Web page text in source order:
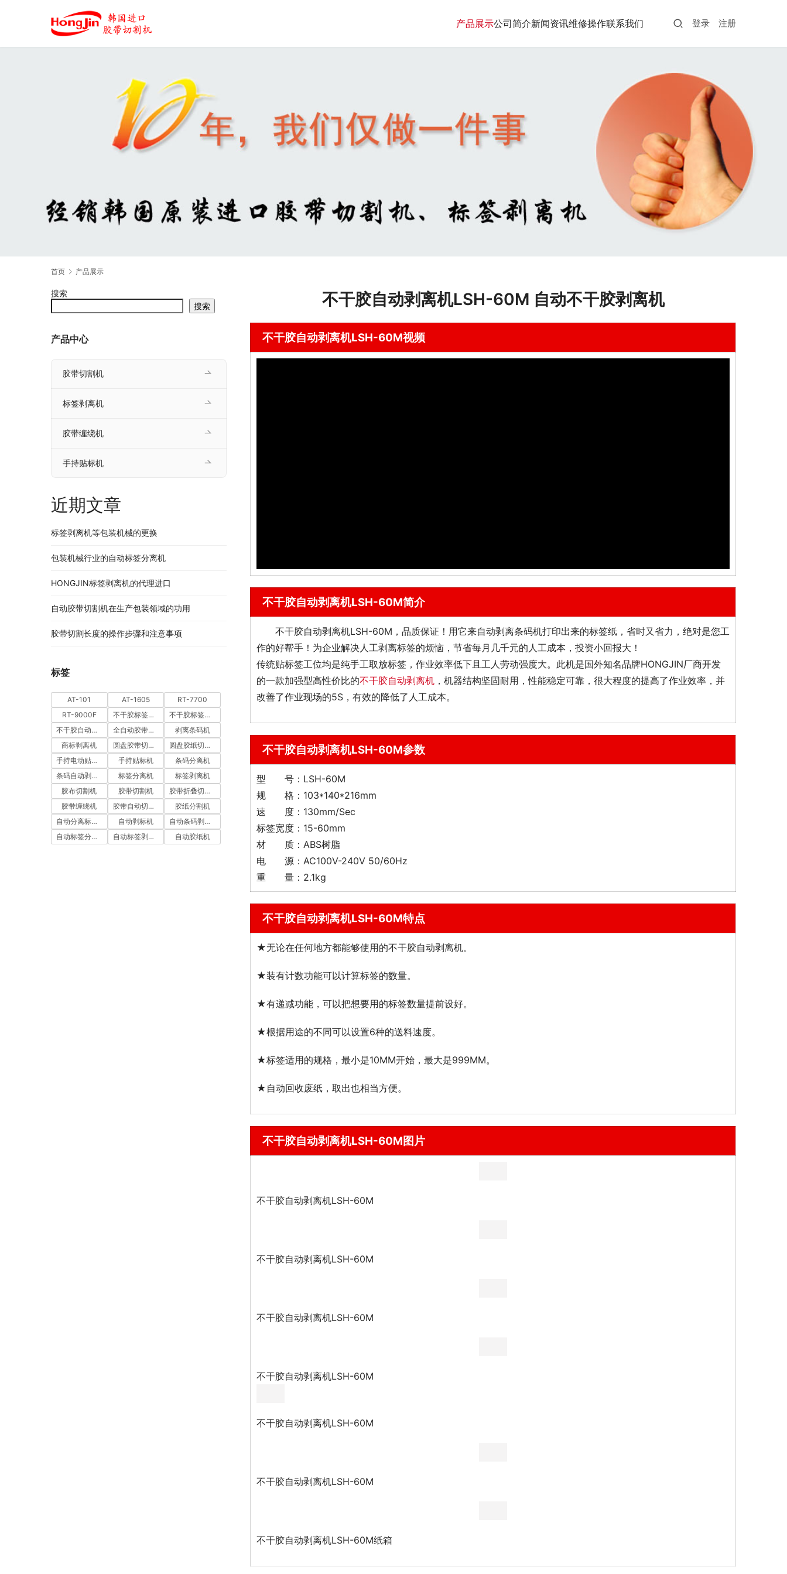
产品展示公司简介新闻资讯维修操作联系我们 登录 注册
首页 产品展示
不干胶自动剥离机LSH-60M 自动不干胶剥离机
不干胶自动剥离机LSH-60M视频
不干胶自动剥离机LSH-60M简介
不干胶自动剥离机LSH-60M ，品质保证！用它来自动剥离条码机打印出来的标签纸，省时又省力，绝对是您工
作的好帮手！为企业解决人工剥离标签的烦恼，节省每月几千元的人工成本，投资小回报大！
传统贴标签工位均是纯手工取放标签，作业效率低下且工人劳动强度大。此机是国外知名品牌HONGJIN厂商开发
的一款加强型高性价比的不干胶自动剥离机 ，机器结构坚固耐用，性能稳定可靠，很大程度的提高了作业效率，并
改善了作业现场的5S，有效的降低了人工成本。
不干胶自动剥离机LSH-60M参数
型 号：LSH-60M
规 格：103*140*216mm
速 度：130mm/Sec
标签宽度：15-60mm
材 质：ABS树脂
电 源：AC100V-240V 50/60Hz
重 量：2.1kg
不干胶自动剥离机LSH-60M特点
★无论在任何地方都能够使用的不干胶自动剥离机。
★装有计数功能可以计算标签的数量。
★有递减功能，可以把想要用的标签数量提前设好。
★根据用途的不同可以设置6种的送料速度。
★标签适用的规格，最小是10MM开始，最大是999MM。
★自动回收废纸，取出也相当方便。
不干胶自动剥离机LSH-60M图片
不干胶自动剥离机LSH-60M
不干胶自动剥离机LSH-60M
不干胶自动剥离机LSH-60M
不干胶自动剥离机LSH-60M
不干胶自动剥离机LSH-60M
不干胶自动剥离机LSH-60M
不干胶自动剥离机LSH-60M纸箱
搜索
搜索
产品中心
胶带切割机
标签剥离机
胶带缠绕机
手持贴标机
近期文章
标签剥离机等包装机械的更换
包装机械行业的自动标签分离机
HONGJIN标签剥离机的代理进口
自动胶带切割机在生产包装领域的功用
胶带切割长度的操作步骤和注意事项
标签
AT-101 AT-1605
RT-7700
RT-9000F
不干胶标签分离机
不干胶标签剥离机
不干胶自动剥离机
全自动胶带切割机
剥离条码机
商标剥离机
圆盘胶带切割机
圆盘胶纸切割机
手持电动贴标机
手持贴标机
条码分离机
条码自动剥离机
标签分离机
标签剥离机
胶布切割机
胶带切割机
胶带折叠切割机
胶带缠绕机
胶带自动切割机
胶纸分割机
自动分离标签机
自动剥标机
自动条码剥离机
自动标签分离机
自动标签剥离机 自动胶纸机